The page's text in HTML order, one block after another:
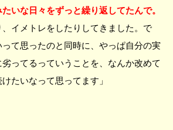
いな日々をずっと繰り返してたんで。
イメトレをしたりしてきました。で
て思ったのと同時に、やっぱ自分の実
ってるっていうことを、なんか改めて
たいなって思ってます」